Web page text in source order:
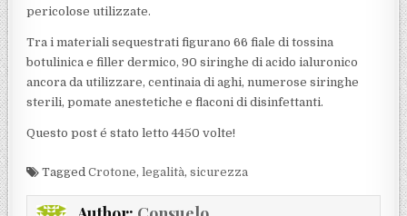
pericolose utilizzate.
Tra i materiali sequestrati figurano 66 fiale di tossina
botulinica e filler dermico, 90 siringhe di acido ialuronico
ancora da utilizzare, centinaia di aghi, numerose siringhe
sterili, pomate anestetiche e flaconi di disinfettanti.
Questo post é stato letto 4450 volte!
TaggedCrotone,legalità,sicurezza